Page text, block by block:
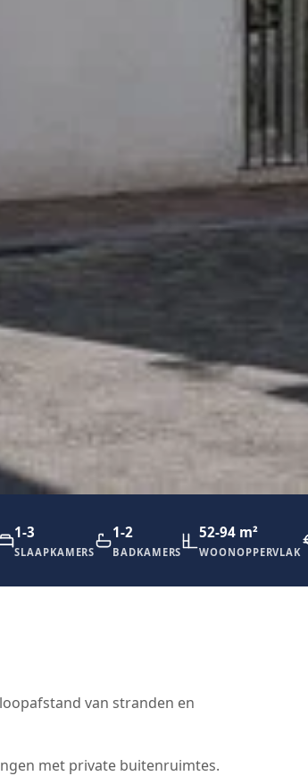
1-3
SLAAPKAMERS
1-2
BADKAMERS
52-94 m²
WOONOPPERVLAK
van stranden en
met private buitenruimtes.